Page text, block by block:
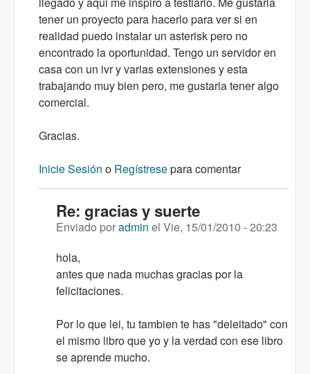
tener un proyecto para hacerlo para ver si en
realidad puedo instalar un asterisk pero no
encontrado la oportunidad. Tengo un servidor en
casa con un ivr y varias extensiones y esta
trabajando muy bien pero, me gustaria tener algo
comercial.
Gracias.
Inicie Sesión o Regístresepara comentar
Re: gracias y suerte
Enviado poradmin el Vie, 15/01/2010 - 20:23
hola,
antes que nada muchas gracias por la
felicitaciones.
Por lo que lei, tu tambien te has "deleitado" con
el mismo libro que yo y la verdad con ese libro
se aprende mucho.